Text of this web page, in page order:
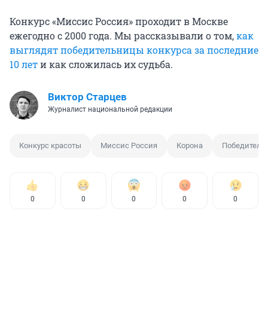
Конкурс «Миссис Россия» проходит в Москве
ежегодно с 2000 года. Мы рассказывали о том,как
выглядят победительницы конкурса за последние
10 лети как сложилась их судьба.
Виктор Старцев
Журналист национальной редакции
Конкурс красоты Миссис Россия Корона
0 0 0 0 0